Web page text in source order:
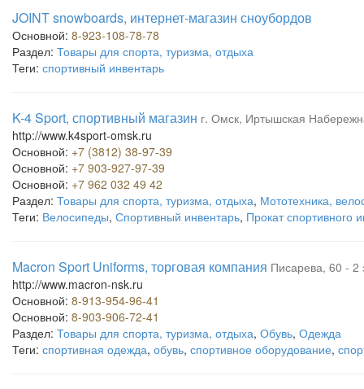
JOINT snowboards, интернет-магазин сноубордов
Основной: 8-923-108-78-78
Раздел: Товары для спорта, туризма, отдыха
Теги: спортивный инвентарь
K-4 Sport, спортивный магазин г. Омск, Иртышская
http://www.k4sport-omsk.ru
Основной: +7 (3812) 38-97-39
Основной: +7 903-927-97-39
Основной: +7 962 032 49 42
Раздел: Товары для спорта, туризма, отдыха, Мототехника,
Теги: Велосипеды, Спортивный инвентарь, Прокат спортивного
Macron Sport Uniforms, торговая компания Писарева, 60 -
http://www.macron-nsk.ru
Основной: 8-913-954-96-41
Основной: 8-903-906-72-41
Раздел: Товары для спорта, туризма, отдыха, Обувь, Одежда
Теги: спортивная одежда, обувь, спортивное оборудование,